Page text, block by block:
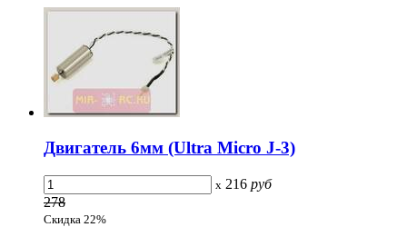
Двигатель 6мм (Ultra Micro J-3)
x 216 руб
278
Скидка 22%